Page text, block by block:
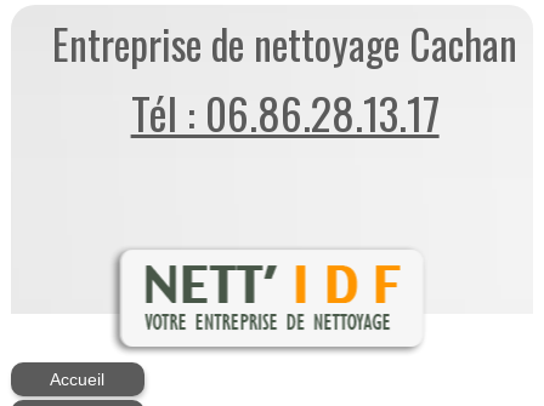
Entreprise de nettoyage Cachan
Tél : 06.86.28.13.17
Accueil